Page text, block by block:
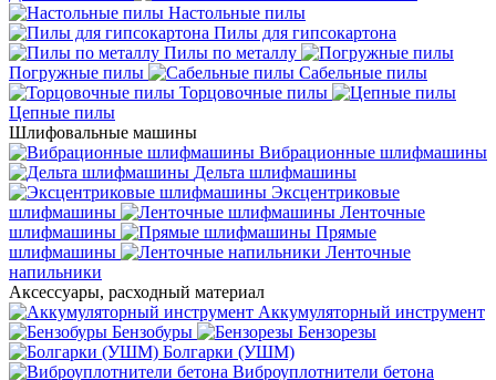
Настольные пилы
Пилы для гипсокартона
Пилы по металлу
Погружные пилы
Сабельные пилы
Торцовочные пилы
Цепные пилы
Шлифовальные машины
Вибрационные шлифмашины
Дельта шлифмашины
Эксцентриковые
шлифмашины
Ленточные
шлифмашины
Прямые
шлифмашины
Ленточные
напильники
Аксессуары, расходный материал
Аккумуляторный инструмент
Бензобуры
Бензорезы
Болгарки (УШМ)
Виброуплотнители бетона